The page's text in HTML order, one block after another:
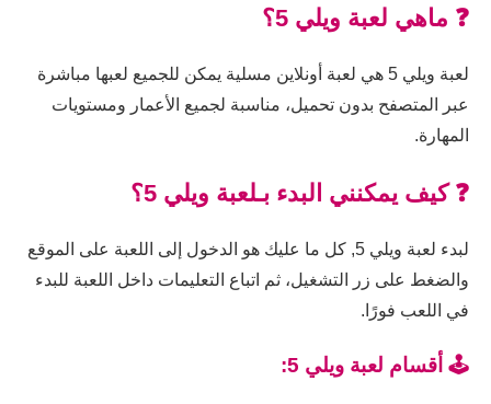
❓ ماهي لعبة ويلي 5؟
لعبة ويلي 5 هي لعبة أونلاين مسلية يمكن للجميع لعبها مباشرة
عبر المتصفح بدون تحميل، مناسبة لجميع الأعمار ومستويات
المهارة.
❓ كيف يمكنني البدء بـلعبة ويلي 5؟
لبدء لعبة ويلي 5, كل ما عليك هو الدخول إلى اللعبة على الموقع
والضغط على زر التشغيل، ثم اتباع التعليمات داخل اللعبة للبدء
في اللعب فورًا.
🕹️ أقسام لعبة ويلي 5: